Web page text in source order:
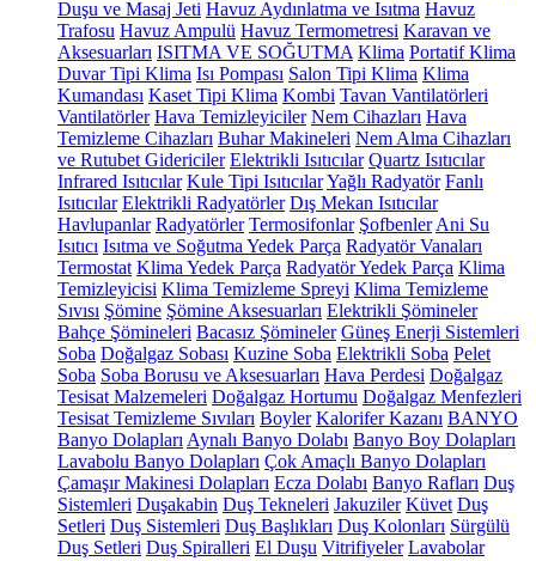
Duşu ve Masaj Jeti Havuz Aydınlatma ve Isıtma Havuz
Trafosu Havuz Ampulü Havuz Termometresi Karavan ve
Aksesuarları ISITMA VE SOĞUTMA Klima Portatif Klima
Duvar Tipi Klima Isı Pompası Salon Tipi Klima Klima
Kumandası Kaset Tipi Klima Kombi Tavan Vantilatörleri
Vantilatörler Hava Temizleyiciler Nem Cihazları Hava
Temizleme Cihazları Buhar Makineleri Nem Alma Cihazları
ve Rutubet Gidericiler Elektrikli Isıtıcılar Quartz Isıtıcılar
Infrared Isıtıcılar Kule Tipi IsıtıcılarYağlı Radyatör Fanlı
Isıtıcılar Elektrikli Radyatörler Dış Mekan Isıtıcılar
Havlupanlar Radyatörler Termosifonlar Şofbenler Ani Su
Isıtıcı Isıtma ve Soğutma Yedek Parça Radyatör Vanaları
Termostat Klima Yedek Parça Radyatör Yedek Parça Klima
Temizleyicisi Klima Temizleme Spreyi Klima Temizleme
Sıvısı Şömine Şömine Aksesuarları Elektrikli Şömineler
Bahçe Şömineleri Bacasız Şömineler Güneş Enerji Sistemleri
Soba Doğalgaz Sobası Kuzine Soba Elektrikli Soba Pelet
Soba Soba Borusu ve Aksesuarları Hava Perdesi Doğalgaz
Tesisat Malzemeleri Doğalgaz Hortumu Doğalgaz Menfezleri
Tesisat Temizleme Sıvıları Boyler Kalorifer Kazanı BANYO
Banyo Dolapları Aynalı Banyo Dolabı Banyo Boy Dolapları
Lavabolu Banyo Dolapları Çok Amaçlı Banyo Dolapları
Çamaşır Makinesi Dolapları Ecza Dolabı Banyo Rafları Duş
Sistemleri Duşakabin Duş Tekneleri Jakuziler Küvet Duş
Setleri Duş Sistemleri Duş Başlıkları Duş Kolonları Sürgülü
Duş Setleri Duş Spiralleri El Duşu Vitrifiyeler Lavabolar